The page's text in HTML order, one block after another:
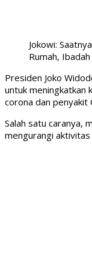
Jokowi:
Rumah,
Presiden Joko
untuk meningkatkan
corona dan penyakit
Salah satu caranya,
mengurangi aktivitas